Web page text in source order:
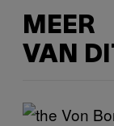
MEER
VAN